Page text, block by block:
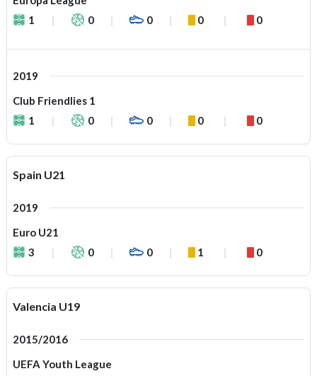
1
0 0 0 0
2019
Club Friendlies 1
1
0 0 0 0
Spain U21
2019
Euro U21
3
0 0 1 0
Valencia U19
2015/2016
UEFA Youth League